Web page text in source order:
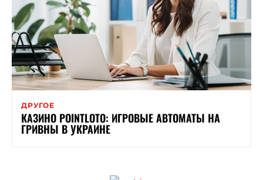
ДРУГОЕ
КАЗИНО POINTLOTO: ИГРОВЫЕ АВТОМАТЫ НА
ГРИВНЫ В УКРАИНЕ